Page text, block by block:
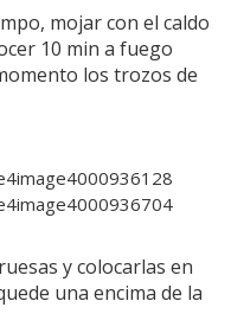
mojar con el caldo
10 min a fuego
los trozos de
y colocarlas en
una encima de la